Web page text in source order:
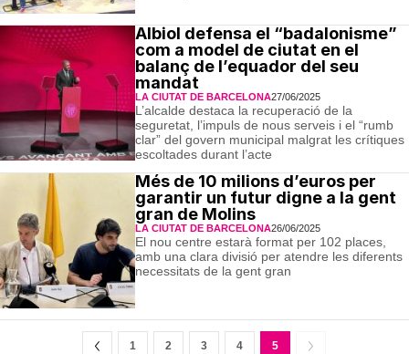
Albiol defensa el “badalonisme”
com a model de ciutat en el
balanç de l’equador del seu
mandat
LA CIUTAT DE BARCELONA27/06/2025
L’alcalde destaca la recuperació de la
seguretat, l’impuls de nous serveis i el “rumb
clar” del govern municipal malgrat les crítiques
escoltades durant l’acte
Més de 10 milions d’euros per
garantir un futur digne a la gent
gran de Molins
LA CIUTAT DE BARCELONA26/06/2025
El nou centre estarà format per 102 places,
amb una clara divisió per atendre les diferents
necessitats de la gent gran
1 2 3 4 5